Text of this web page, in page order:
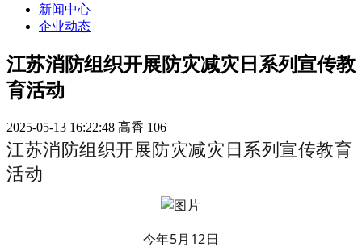
新闻中心
企业动态
江苏消防组织开展防灾减灾日系列宣传教
育活动
2025-05-13 16:22:48 高香 106
江苏消防组织开展防灾减灾日系列宣传教育
活动
今年5月12日